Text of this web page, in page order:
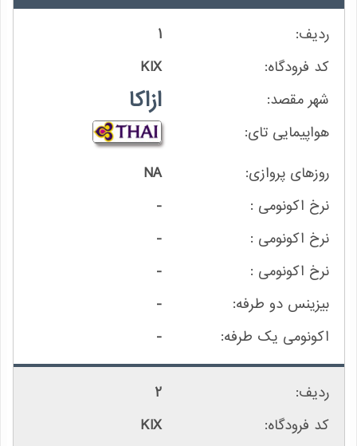
1
KIX
ازاکا
NA
-
-
-
-
-
2
KIX